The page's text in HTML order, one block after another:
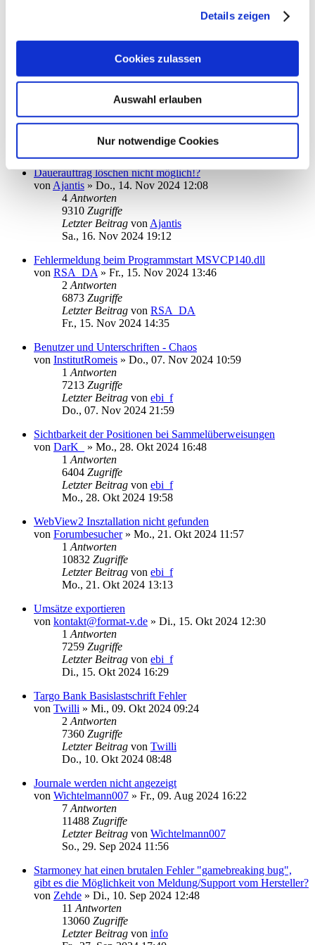
Details zeigen
Cookies zulassen
Auswahl erlauben
Nur notwendige Cookies
Di., 19. Nov 2024 09:40
Di., 19. Nov 2024 12:43
Telefon-Support kann online erstellte Tickets nicht einsehen
Ronald Kutter»Di., 19. Nov 2024 09:46
6698Zugriffe
Letzter Beitragvoninfo
Di., 19. Nov 2024 11:40
Dauerauftrag löschen nicht möglich!?
von Ajantis » Do., 14. Nov 2024 12:08
4 Antworten
9310 Zugriffe
Letzter Beitrag von Ajantis
Sa., 16. Nov 2024 19:12
Fehlermeldung beim Programmstart MSVCP140.dll
von RSA_DA » Fr., 15. Nov 2024 13:46
2 Antworten
6873 Zugriffe
Letzter Beitrag von RSA_DA
Fr., 15. Nov 2024 14:35
Benutzer und Unterschriften - Chaos
von InstitutRomeis » Do., 07. Nov 2024 10:59
1 Antworten
7213 Zugriffe
Letzter Beitrag von ebi_f
Do., 07. Nov 2024 21:59
Sichtbarkeit der Positionen bei Sammelüberweisungen
von DarK_ » Mo., 28. Okt 2024 16:48
1 Antworten
6404 Zugriffe
Letzter Beitrag von ebi_f
Mo., 28. Okt 2024 19:58
WebView2 Insztallation nicht gefunden
von Forumbesucher» Mo., 21. Okt 2024 11:57
1 Antworten
10832 Zugriffe
Letzter Beitrag von ebi_f
Mo., 21. Okt 2024 13:13
Umsätze exportieren
von kontakt@format-v.de » Di., 15. Okt 2024 12:30
1 Antworten
7259 Zugriffe
Letzter Beitrag von ebi_f
Di., 15. Okt 2024 16:29
Targo Bank Basislastschrift Fehler
von Twilli » Mi., 09. Okt 2024 09:24
2 Antworten
7360 Zugriffe
Letzter Beitrag von Twilli
Do., 10. Okt 2024 08:48
Journale werden nicht angezeigt
von Wichtelmann007 » Fr., 09. Aug 2024 16:22
7 Antworten
11488 Zugriffe
Letzter Beitrag von Wichtelmann007
So., 29. Sep 2024 11:56
Starmoney hat einen brutalen Fehler "gamebreaking bug",
gibt es die Möglichkeit von Meldung/Support vom Hersteller?
von Zehde » Di., 10. Sep 2024 12:48
11 Antworten
13060 Zugriffe
Letzter Beitrag von info